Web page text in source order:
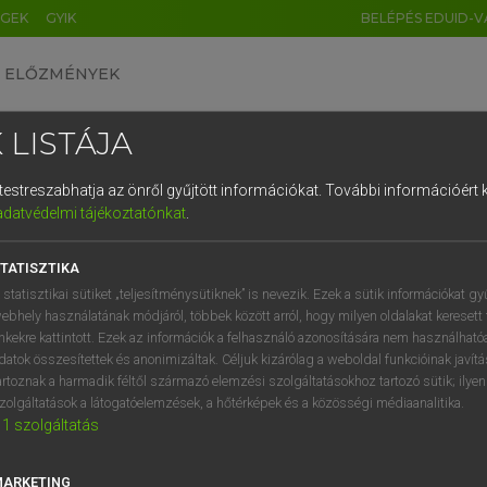
GYIK BELÉPÉS EDUID-
ELŐZMÉNYEK
szótár
VAN ELŐFIZETÉSED?
megtekintéséhez.
LISTÁJA
az önről gyűjtött információkat. További információért
tájékoztatónkat.
statisztikai sütiket „teljesítménysütiknek” is nevezik. Ezek a sütik információkat
használatának módjáról, többek között arról, hogy milyen oldalakat keresett
kattintott. Ezek az információk a felhasználó azonosítására nem
összesítettek és anonimizáltak. Céljuk kizárólag a weboldal funkcióinak
a harmadik féltől származó elemzési szolgáltatásokhoz tartozó sütik;
a látogatóelemzések, a hőtérképek és a közösségi médiaanalitika.
1 szolgáltatás
DE CN FR ES IT NL
1 2 3 4 5 6 7 8 9
q w e r t z u i
a s d f g h j k l é
í y x c v b n m , .